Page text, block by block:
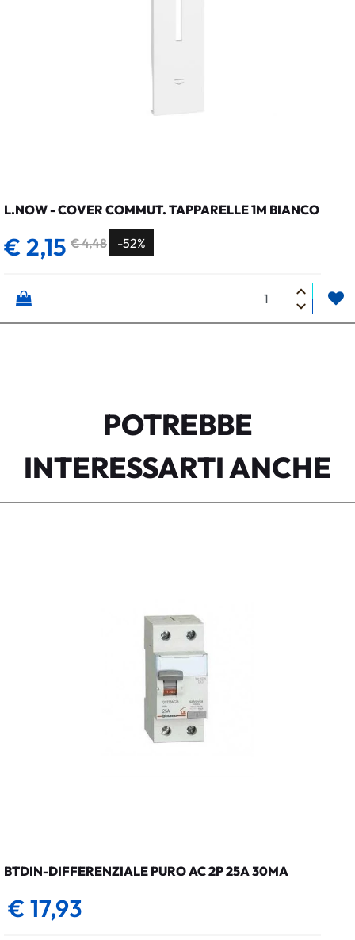
L.NOW - COVER COMMUT. TAPPARELLE 1M BIANCO
€ 4,48 -52%
€ 2,15
Quantità
POTREBBE
INTERESSARTI ANCHE
BTDIN-DIFFERENZIALE PURO AC 2P 25A 30MA
€ 17,93